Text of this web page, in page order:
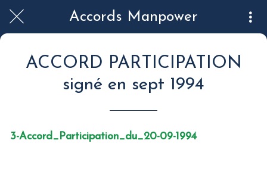
Accords Manpower
ACCORD PARTICIPATION
signé en sept 1994
3-Accord_Participation_du_20-09-1994